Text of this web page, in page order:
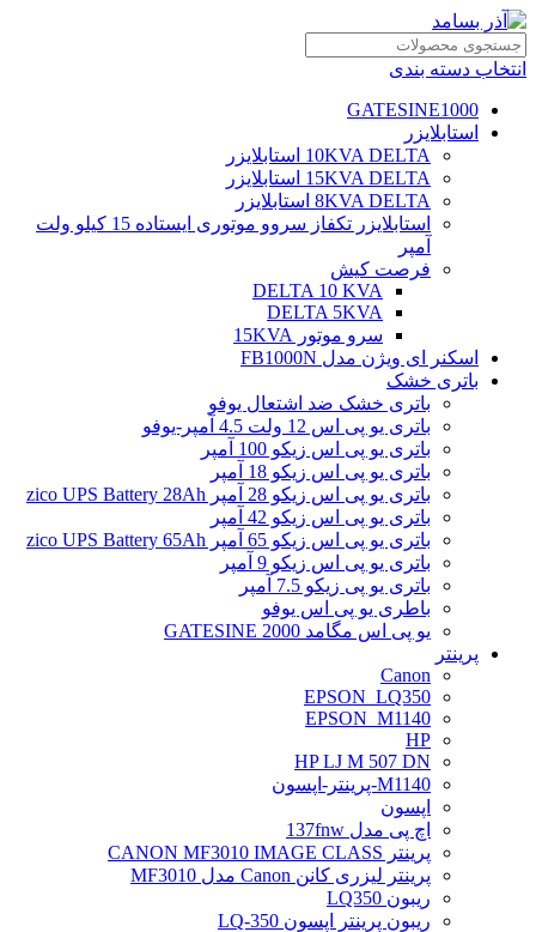
انتخاب دسته بندی
GATESINE1000
استابلایزر
10KVA DELTA استابلایزر
15KVA DELTA استابلایزر
8KVA DELTA استابلایزر
استابلایزر تکفاز سروو موتوری ایستاده 15 کیلو ولت
آمپر
فرصت کیش
DELTA 10 KVA
DELTA 5KVA
سرو موتور 15KVA
اسکنر ای ویژن مدل FB1000N
باتری خشک
باتری خشک ضد اشتعال یوفو
باتری یو پی اس 12 ولت 4.5 آمپر-یوفو
باتری یو پی اس زیکو 100 آمپر
باتری یو پی اس زیکو 18 آمپر
باتری یو پی اس زیکو 28 آمپر zico UPS Battery 28Ah
باتری یو پی اس زیکو 42 آمپر
باتری یو پی اس زیکو 65 آمپر zico UPS Battery 65Ah
باتری یو پی اس زیکو 9 آمپر
باتری یو پی زیکو 7.5 آمپر
باطری یو پی اس یوفو
یو پی اس مگامد GATESINE 2000
پرینتر
Canon
EPSON_LQ350
EPSON_M1140
HP
HP LJ M 507 DN
M1140-پرینتر-اپسون
اپسون
اچ پی مدل 137fnw
پرینتر CANON MF3010 IMAGE CLASS
پرینتر لیزری کانن Canon مدل MF3010
ریبون LQ350
ریبون پرینتر اپسون LQ-350